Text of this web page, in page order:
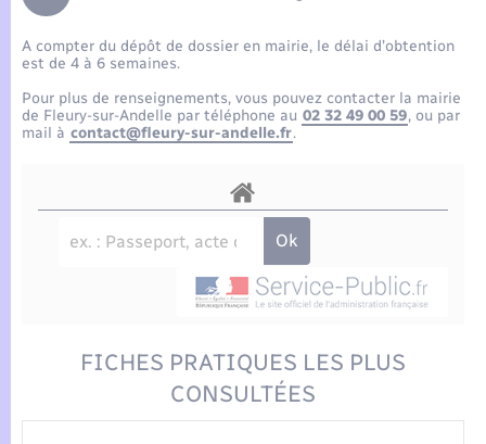
Compétences
Plan interactif
La Communauté de communes
Etat-civil - Papiers - Citoyenneté
Mariage – PACS
Parrainage civil
Logement - Urbanisme
Nouvel habitant
Organisation d’événement
Transports scolaires
Travaux - Autorisation d’occupation de l’espace
public
A compter du dépôt de dossier en mairie, le délai d’obtention
est de 4 à 6 semaines.
Pour plus de renseignements, vous pouvez contacter la mairie
de Fleury-sur-Andelle par téléphone au 02 32 49 00 59, ou par
mail à contact@fleury-sur-andelle.fr.
FICHES PRATIQUES LES PLUS
CONSULTÉES